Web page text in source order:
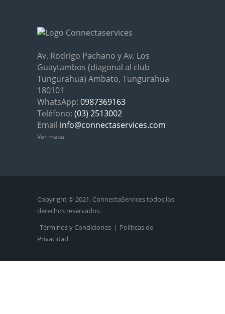
Av. Rodrigo Pachano y Av. Los
Guaytambos (diagonal al club
Tungurahua) Ambato, Tungurahua
180101
WhatsApp: 0987369163
Teléfono: (03) 2513002
Email info@connectaservices.com
Ver mapa
Copyright © 2021. ConnectaServices todos los
derechos reservados.
Términos y Condiciones | Políticas de
Privacidad